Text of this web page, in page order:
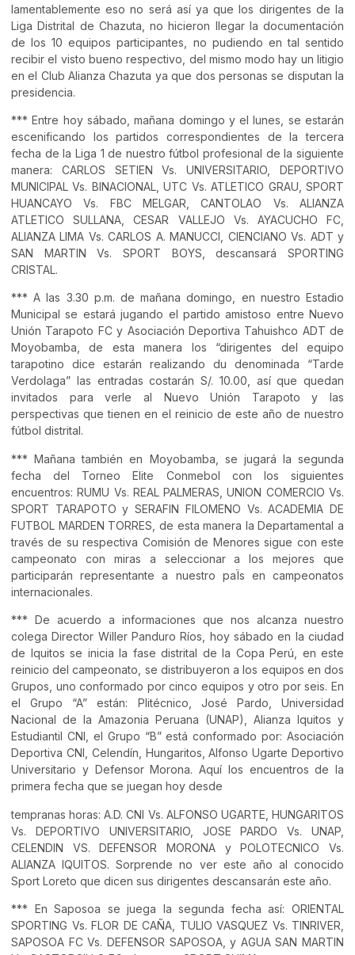
lamentablemente eso no será así ya que los dirigentes de la
Liga Distrital de Chazuta, no hicieron llegar la documentación
de los 10 equipos participantes, no pudiendo en tal sentido
recibir el visto bueno respectivo, del mismo modo hay un litigio
en el Club Alianza Chazuta ya que dos personas se disputan la
presidencia.
*** Entre hoy sábado, mañana domingo y el lunes, se estarán
escenificando los partidos correspondientes de la tercera
fecha de la Liga 1 de nuestro fútbol profesional de la siguiente
manera: CARLOS SETIEN Vs. UNIVERSITARIO, DEPORTIVO
MUNICIPAL Vs. BINACIONAL, UTC Vs. ATLETICO GRAU, SPORT
HUANCAYO Vs. FBC MELGAR, CANTOLAO Vs. ALIANZA
ATLETICO SULLANA, CESAR VALLEJO Vs. AYACUCHO FC,
ALIANZA LIMA Vs. CARLOS A. MANUCCI, CIENCIANO Vs. ADT y
SAN MARTIN Vs. SPORT BOYS, descansará SPORTING
CRISTAL.
*** A las 3.30 p.m. de mañana domingo, en nuestro Estadio
Municipal se estará jugando el partido amistoso entre Nuevo
Unión Tarapoto FC y Asociación Deportiva Tahuishco ADT de
Moyobamba, de esta manera los “dirigentes del equipo
tarapotino dice estarán realizando du denominada “Tarde
Verdolaga” las entradas costarán S/. 10.00, así que quedan
invitados para verle al Nuevo Unión Tarapoto y las
perspectivas que tienen en el reinicio de este año de nuestro
fútbol distrital.
*** Mañana también en Moyobamba, se jugará la segunda
fecha del Torneo Elite Conmebol con los siguientes
encuentros: RUMU Vs. REAL PALMERAS, UNION COMERCIO Vs.
SPORT TARAPOTO y SERAFIN FILOMENO Vs. ACADEMIA DE
FUTBOL MARDEN TORRES, de esta manera la Departamental a
través de su respectiva Comisión de Menores sigue con este
campeonato con miras a seleccionar a los mejores que
participarán representante a nuestro paÏs en campeonatos
internacionales.
*** De acuerdo a informaciones que nos alcanza nuestro
colega Director Willer Panduro Ríos, hoy sábado en la ciudad
de Iquitos se inicia la fase distrital de la Copa Perú, en este
reinicio del campeonato, se distribuyeron a los equipos en dos
Grupos, uno conformado por cinco equipos y otro por seis. En
el Grupo “A” están: Plitécnico, José Pardo, Universidad
Nacional de la Amazonia Peruana (UNAP), Alianza Iquitos y
Estudiantil CNI, el Grupo “B” está conformado por: Asociación
Deportiva CNI, Celendín, Hungaritos, Alfonso Ugarte Deportivo
Universitario y Defensor Morona. Aquí los encuentros de la
primera fecha que se juegan hoy desde
tempranas horas: A.D. CNI Vs. ALFONSO UGARTE, HUNGARITOS
Vs. DEPORTIVO UNIVERSITARIO, JOSE PARDO Vs. UNAP,
CELENDIN VS. DEFENSOR MORONA y POLOTECNICO Vs.
ALIANZA IQUITOS. Sorprende no ver este año al conocido
Sport Loreto que dicen sus dirigentes descansarán este año.
*** En Saposoa se juega la segunda fecha así: ORIENTAL
SPORTING Vs. FLOR DE CAÑA, TULIO VASQUEZ Vs. TINRIVER,
SAPOSOA FC Vs. DEFENSOR SAPOSOA, y AGUA SAN MARTIN